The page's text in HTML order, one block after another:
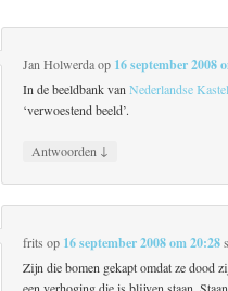
Jan Holwerdaop 16 september 2008
In de beeldbank vanNederlandse
‘verwoestend beeld’.
Antwoorden ↓
frits op 16 september 2008 om 20:28
Zijn die bomen gekapt omdat ze dood